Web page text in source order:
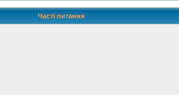
Часті питання